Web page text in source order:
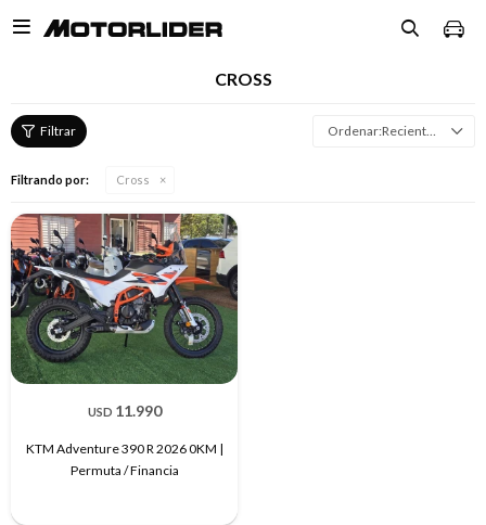

CROSS
Recientes
Filtrando por: Cross
USD 11.990
KTM Adventure 390 R 2026 0KM |
Permuta / Financia